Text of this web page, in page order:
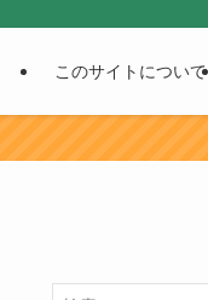
このサイトについて